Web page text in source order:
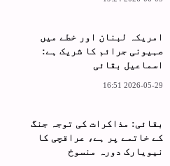
امریکہ لبنان اور خطے میں
صہیونی جرائم کا شریک ہے:
اسماعیل بقائی
2026-05-29 16:51
بقائی: مذاکرات کی توجہ جنگ
کے خاتمے پر ہے، عراقچی کا
نیویارک دورہ منسوخ